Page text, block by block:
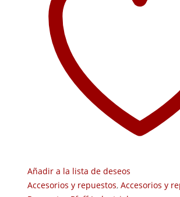
Añadir a la lista de deseos
Accesorios y repuestos, Accesorios y